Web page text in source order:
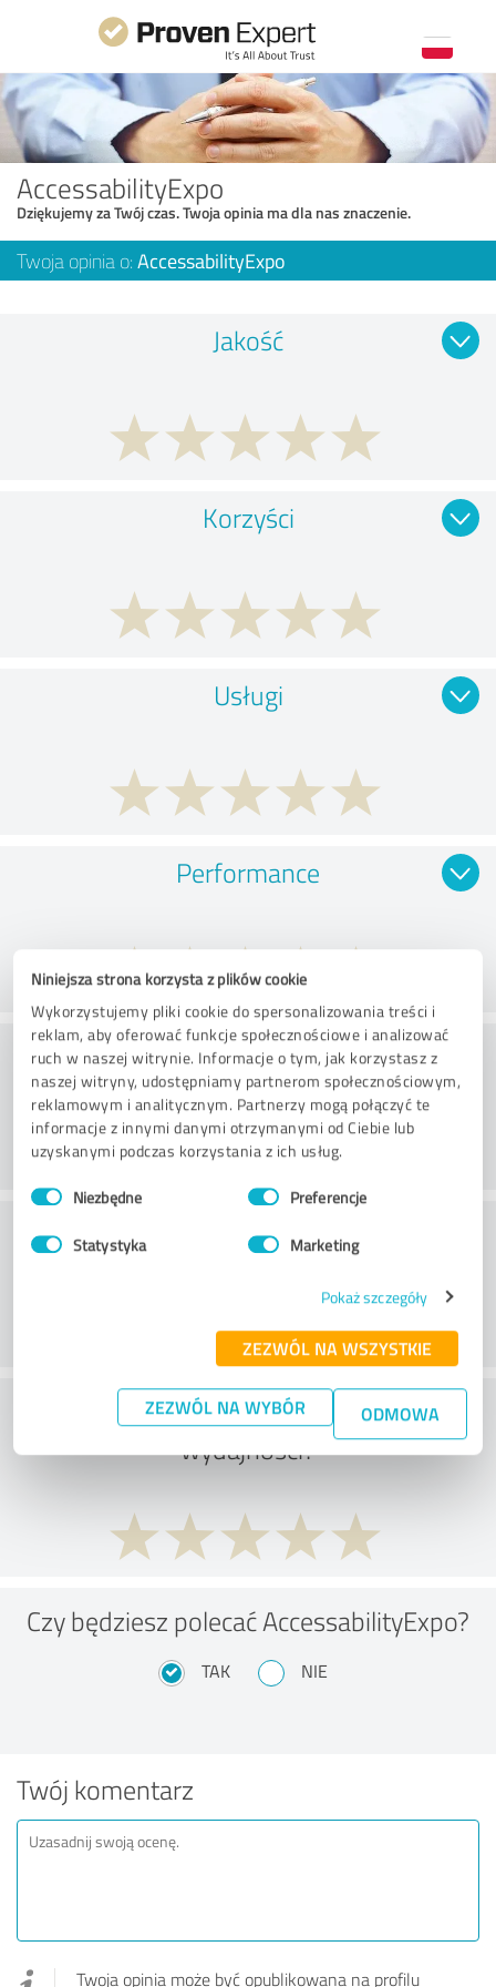
Niniejsza strona korzysta z plików cookie
Wykorzystujemy pliki cookie do spersonalizowania treści i
reklam, aby oferować funkcje społecznościowe i analizować
ruch w naszej witrynie. Informacje o tym, jak korzystasz z
naszej witryny, udostępniamy partnerom społecznościowym,
reklamowym i analitycznym. Partnerzy mogą połączyć te
informacje z innymi danymi otrzymanymi od Ciebie lub
uzyskanymi podczas korzystania z ich usług.
Wybór
zgody Niezbędne Preferencje
Statystyka Marketing
Pokaż szczegóły
ZEZWÓL NA WSZYSTKIE
ZEZWÓL NA WYBÓR ODMOWA
AccessabilityExpo
Dziękujemy za Twój czas. Twoja opinia ma dla nas znaczenie.
Twoja opinia o: AccessabilityExpo
Jakość
Korzyści
Usługi
Performance
Doradztwo
Obsługa klienta
Co sądzisz o stosunku ceny do
wydajności?
Czy będziesz polecać AccessabilityExpo?
TAK NIE
Twój komentarz
Twoja opinia może być opublikowana na profilu